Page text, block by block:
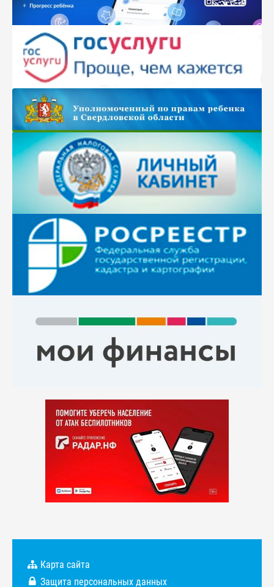
Карта сайта
Защита персональных данных